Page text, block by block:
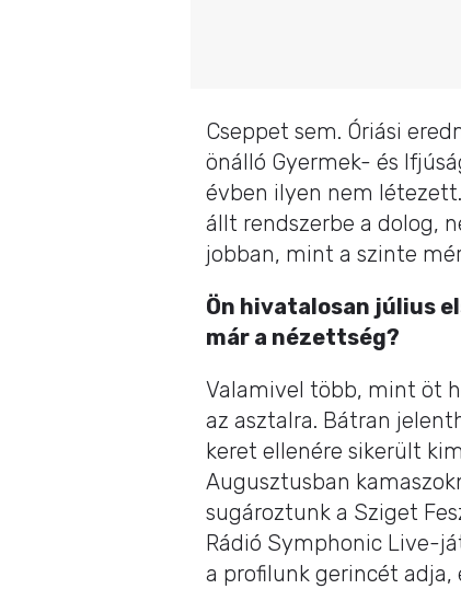
Cseppet sem. Óriási
önálló Gyermek- és
évben ilyen nem
állt rendszerbe a dolog,
jobban, mint a szinte
Ön hivatalosan július
már a nézettség?
Valamivel több, mint öt
az asztalra. Bátran
keret ellenére sikerült
Augusztusban
sugároztunk a Sziget
Rádió Symphonic Live-
a profilunk gerincét adja,